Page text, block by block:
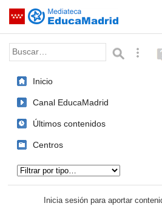
Saltar navegación
Palabra o frase:
Inicio
Canal EducaMadrid
Últimos contenidos
Centros
Inicia sesión para aportar